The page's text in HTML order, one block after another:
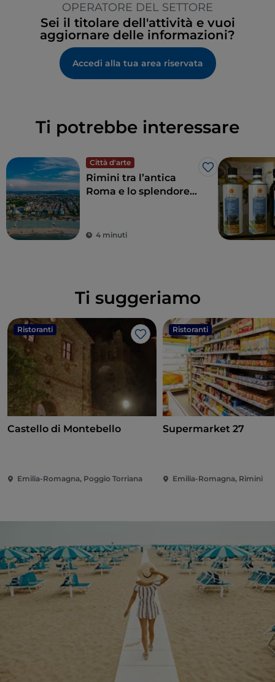
OPERATORE DEL SETTORE
Sei il titolare dell'attività e vuoi
aggiornare delle informazioni?
Accedi alla tua area riservata
Ti potrebbe interessare
Città d'arte
Like
Rimini tra l’antica
Roma e lo splendore
4 minuti
Ti suggeriamo
Ristoranti
Like
Castello di Montebello
Emilia-Romagna, Poggio Torriana
Ristoranti
Supermarket 27
Emilia-Romagna, Rimini